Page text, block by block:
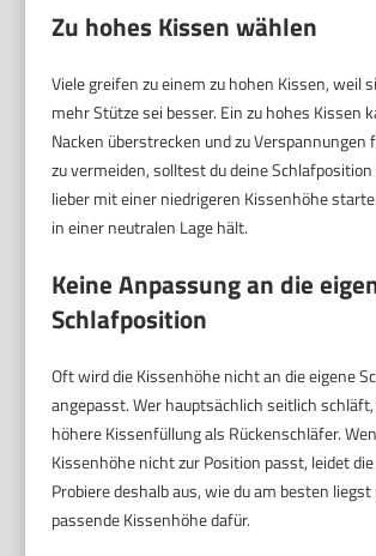
Zu hohes Kissen wählen
Viele greifen zu einem zu hohen Kissen, weil
mehr Stütze sei besser. Ein zu hohes Kissen
Nacken überstrecken und zu Verspannungen
zu vermeiden, solltest du deine
lieber mit einer niedrigeren Kissenhöhe
in einer neutralen Lage hält.
Keine Anpassung an die
Schlafposition
Oft wird die Kissenhöhe nicht an die eigene
angepasst. Wer hauptsächlich seitlich
höhere Kissenfüllung als Rückenschläfer.
Kissenhöhe nicht zur Position passt, leidet
Probiere deshalb aus, wie du am besten
passende Kissenhöhe dafür.